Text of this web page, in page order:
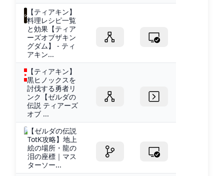
【ティアキン】
料理レシピ一覧
と効果【ティア
ーズオブザキン
グダム】 - ティ
アキン...
【ティアキン】
黒ヒノックスを
討伐する勇者リ
ンク【ゼルダの
伝説 ティアーズ
オブ ...
【ゼルダの伝説
TotK攻略】地上
絵の場所・龍の
泪の座標｜マス
ターソー...